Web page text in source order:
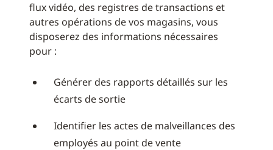
flux vidéo, des registres de transactions et
autres opérations de vos magasins, vous
disposerez des informations nécessaires
pour :
Générer des rapports détaillés sur les
écarts de sortie
Identifier les actes de malveillances des
employés au point de vente